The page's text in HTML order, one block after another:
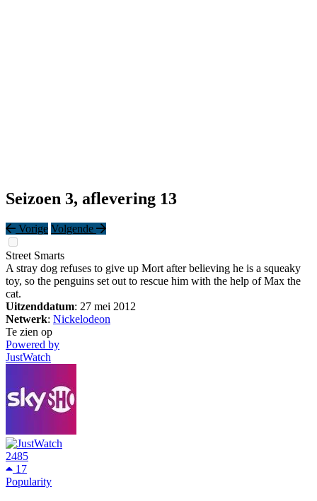
Seizoen 3, aflevering 13
Vorige Volgende
Street Smarts
A stray dog refuses to give up Mort after believing he is a squeaky
toy, so the penguins set out to rescue him with the help of Max the
cat.
Uitzenddatum: 27 mei 2012
Netwerk: Nickelodeon
Te zien op
Powered by
JustWatch
2485
17
Popularity